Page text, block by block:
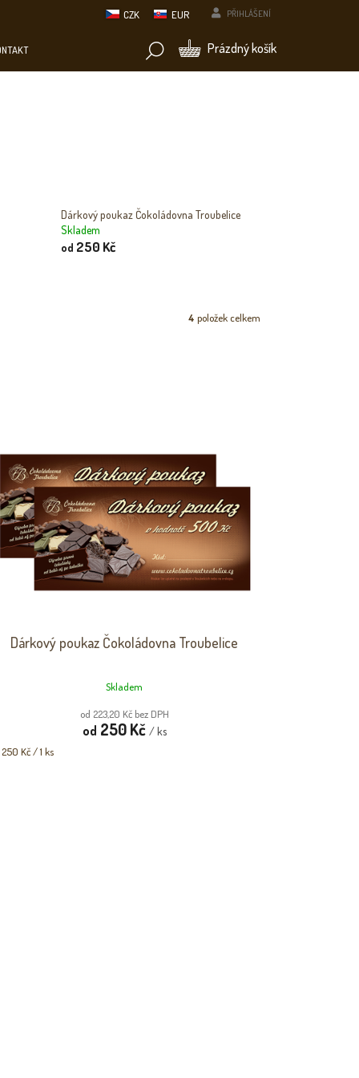
CZK EUR PŘIHLÁŠENÍ
NÁKUPNÍ
Prázdný košík
Dárkový poukaz Čokoládovna Troubelice
Skladem
od 250 Kč
4 položek celkem
Dárkový poukaz Čokoládovna Troubelice
Skladem
od 223,20 Kč bez DPH
od 250 Kč / ks
Kč / 1 ks